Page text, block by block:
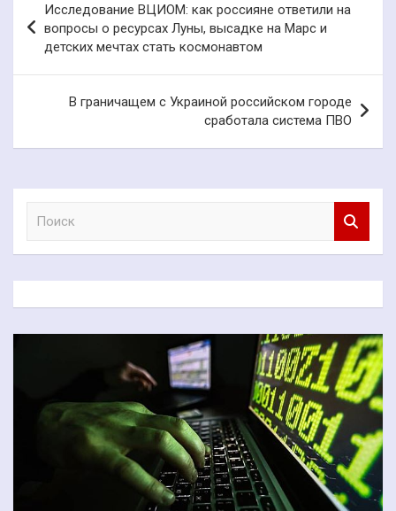
по
записям
Исследование ВЦИОМ: как россияне ответили на
вопросы о ресурсах Луны, высадке на Марс и
детских мечтах стать космонавтом
В граничащем с Украиной российском городе
сработала система ПВО
к